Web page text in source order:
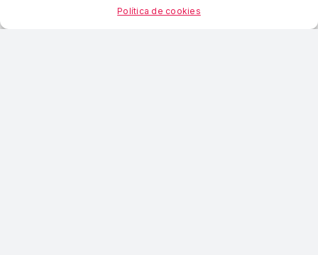
Política de cookies
de Cicloturismo de la Federación Bizkaina de